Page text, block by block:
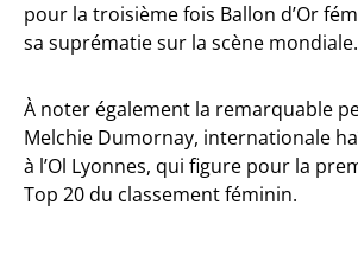
pour la troisième fois Ballon d’Or
sa suprématie sur la scène mondiale.
À noter également la remarquable
Melchie Dumornay, internationale
à l’Ol Lyonnes, qui figure pour la
Top 20 du classement féminin.